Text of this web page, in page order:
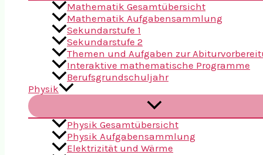
Mathematik Gesamtübersicht
Mathematik Aufgabensammlung
Sekundarstufe 1
Sekundarstufe 2
Themen und Aufgaben zur
Interaktive mathematische Programme
Berufsgrundschuljahr
Physik
Physik Gesamtübersicht
Physik Aufgabensammlung
Elektrizität und Wärme